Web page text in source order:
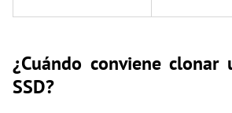
¿Cuándo conviene
SSD?